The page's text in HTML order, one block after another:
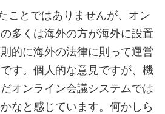
ことではありませんが、オン
多くは海外の方が海外に設置
的に海外の法律に則って運営
す。個人的な意見ですが、機
オンライン会議システムでは
なと感じています。何かしら